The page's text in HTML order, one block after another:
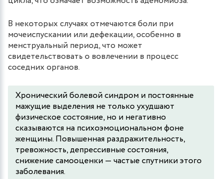
В некоторых случаях отмечаются боли при
мочеиспускании или дефекации, особенно в
менструальный период, что может
свидетельствовать о вовлечении в процесс
соседних органов.
Хронический болевой синдром и постоянные
мажущие выделения не только ухудшают
физическое состояние, но и негативно
сказываются на психоэмоциональном фоне
женщины. Повышенная раздражительность,
тревожность, депрессивные состояния,
снижение самооценки — частые спутники этого
заболевания.